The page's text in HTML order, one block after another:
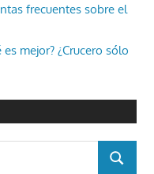
frecuentes sobre el
es mejor? ¿Crucero sólo
BUSCAR